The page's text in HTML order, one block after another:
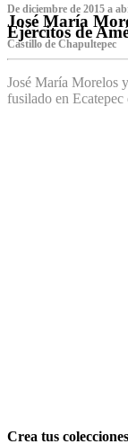
De diciembre de 2015 a
José María
Ejércitos de
C‌astillo de Chapultepec
José María Morelos
fusilado en
Crea tus colecciones